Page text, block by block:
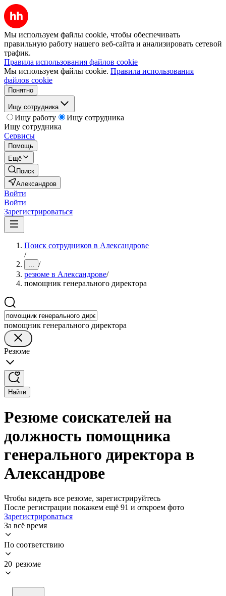
Мы используем файлы cookie, чтобы обеспечивать
правильную работу нашего веб-сайта и анализировать сетевой
трафик.
Правила использования файлов cookie
Мы используем файлы cookie. Правила использования
файлов cookie
Понятно
Ищу сотрудника
Ищу работу
Ищу сотрудника
Ищу сотрудника
Сервисы
Помощь
Ещё
Поиск
Александров
Войти
Войти
Зарегистрироваться
Поиск сотрудников в Александрове
/
... /
резюме в Александрове/
помощник генерального директора
помощник генерального директора
Резюме
Найти
Резюме соискателей на
должность помощника
генерального директора в
Александрове
Чтобы видеть все резюме, зарегистрируйтесь
После регистрации покажем ещё 91 и откроем фото
Зарегистрироваться
За всё время
По соответствию
20 резюме